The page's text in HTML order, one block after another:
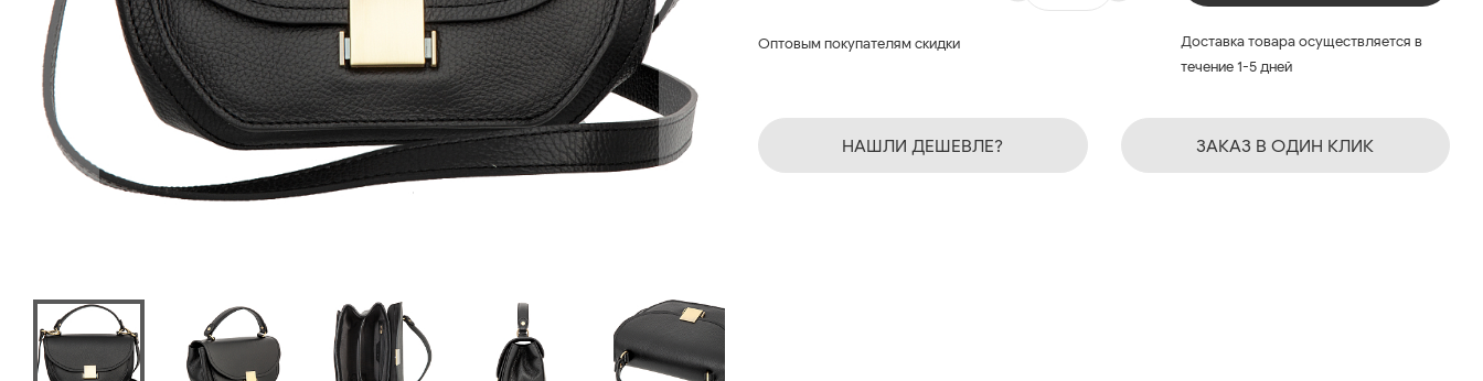
Оптовым покупателям скидки
Доставка товара осуществляется в
течение 1-5 дней
НАШЛИ ДЕШЕВЛЕ? ЗАКАЗ В ОДИН КЛИК